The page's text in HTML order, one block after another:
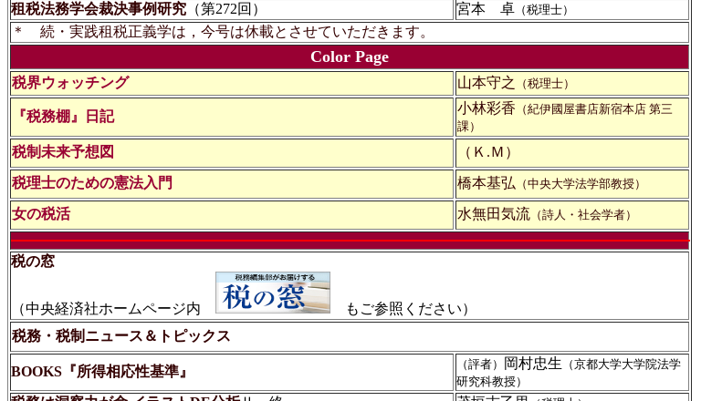
租税法務学会裁決事例研究 （第272回） 宮本 卓 （税理士）
＊ 続・実践租税正義学は，今号は休載とさせていただきます。
Color Page
税界ウォッチング 山本守之 （税理士）
『税務棚』日記
小林彩香 （紀伊國屋書店新宿本店 第三
課）
税制未来予想図
（Ｋ.Ｍ）
税理士のための憲法入門
橋本基弘 （中央大学法学部教授）
女の税活 水無田気流 （詩人・社会学者）
税の窓
（中央経済社ホームページ内
もご参照ください）
税務・税制ニュース＆トピックス
BOOKS『所得相応性基準』 （評者） 岡村忠生 （京都大学大学院法学
研究科教授）